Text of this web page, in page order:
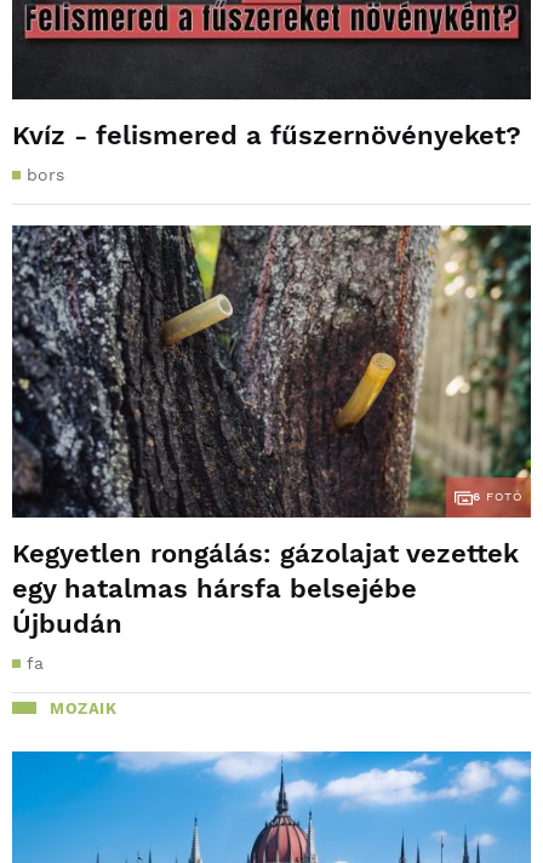
Kvíz - felismered a fűszernövényeket?
bors
6 FOTÓ
Kegyetlen rongálás: gázolajat vezettek
egy hatalmas hársfa belsejébe
Újbudán
fa
MOZAIK